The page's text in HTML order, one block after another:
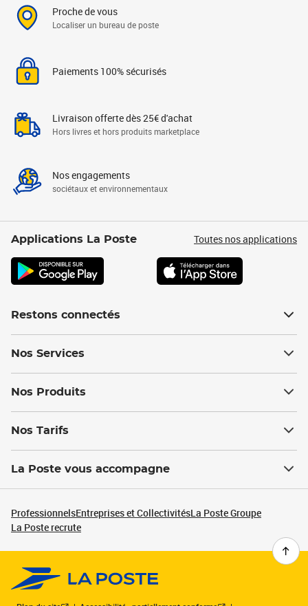
Proche de vous
Localiser un bureau de poste
Paiements 100% sécurisés
Livraison offerte dès 25€ d'achat
Hors livres et hors produits marketplace
Nos engagements
sociétaux et environnementaux
Applications La Poste Toutes nos applications
Restons connectés
Nos Services
Nos Produits
Nos Tarifs
La Poste vous accompagne
ProfessionnelsEntreprises et CollectivitésLa Poste Groupe
La Poste recrute